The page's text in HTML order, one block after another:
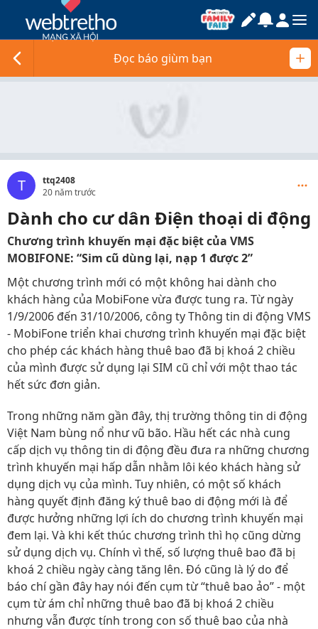
Đọc báo giùm bạn
T
ttq2408
20 năm trước
Dành cho cư dân Điện thoại di động
Chương trình khuyến mại đặc biệt của VMS
MOBIFONE: “Sim cũ dùng lại, nạp 1 được 2”
Một chương trình mới có một không hai dành cho
khách hàng của MobiFone vừa được tung ra. Từ ngày
1/9/2006 đến 31/10/2006, công ty Thông tin di động VMS
- MobiFone triển khai chương trình khuyến mại đặc biệt
cho phép các khách hàng thuê bao đã bị khoá 2 chiều
của mình được sử dụng lại SIM cũ chỉ với một thao tác
hết sức đơn giản.
Trong những năm gần đây, thị trường thông tin di động
Việt Nam bùng nổ như vũ bão. Hầu hết các nhà cung
cấp dịch vụ thông tin di động đều đưa ra những chương
trình khuyến mại hấp dẫn nhằm lôi kéo khách hàng sử
dụng dịch vụ của mình. Tuy nhiên, có một số khách
hàng quyết định đăng ký thuê bao di động mới là để
được hưởng những lợi ích do chương trình khuyến mại
đem lại. Và khi kết thúc chương trình thì họ cũng dừng
sử dụng dịch vụ. Chính vì thế, số lượng thuê bao đã bị
khoá 2 chiều ngày càng tăng lên. Đó cũng là lý do để
báo chí gần đây hay nói đến cụm từ “thuê bao ảo” - một
cụm từ ám chỉ những thuê bao đã bị khoá 2 chiều
nhưng vẫn được tính trong con số thuê bao của nhà